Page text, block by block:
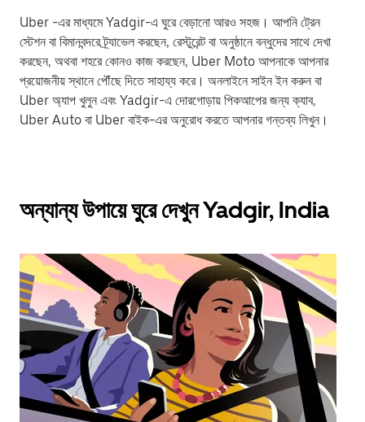
Uber -এর মাধ্যমে Yadgir-এ ঘুরে বেড়ানো আরও সহজ। আপনি ট্রেন
স্টেশন বা বিমানবন্দরে ট্র্যাভেল করছেন, রেস্টুরেন্ট বা অনুষ্ঠানে বন্ধুদের সাথে দেখা
করছেন, অথবা শহরে কোনও কাজ করছেন, Uber Moto আপনাকে আপনার
প্রয়োজনীয় স্থানে পৌঁছে দিতে সাহায্য করে। অনলাইনে সাইন ইন করুন বা
Uber অ্যাপ খুলুন এবং Yadgir-এ দোরগোড়ায় পিকআপের জন্য ক্যাব,
Uber Auto বা Uber বাইক-এর অনুরোধ করতে আপনার গন্তব্য লিখুন।
অন্যান্য উপায়ে ঘুরে দেখুন Yadgir, India